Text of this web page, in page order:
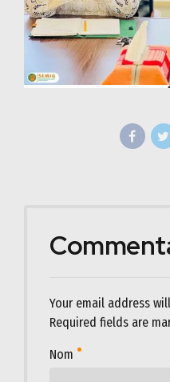
Your email address
Required fields are
Nom